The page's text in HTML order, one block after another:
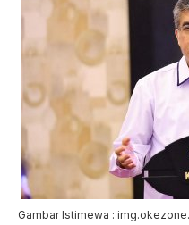
Gambar Istimewa :